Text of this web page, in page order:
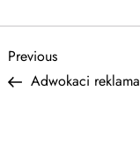
N
Previous
Post
Previous
Adwokaci reklama